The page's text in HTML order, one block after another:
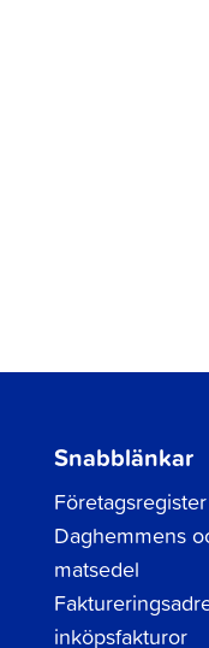
Snabblänkar
Företagsregister
Daghemmens
matsedel
inköpsfakturor